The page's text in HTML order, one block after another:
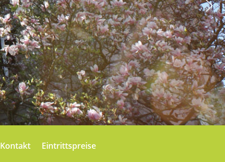
Kontakt Eintrittspreise